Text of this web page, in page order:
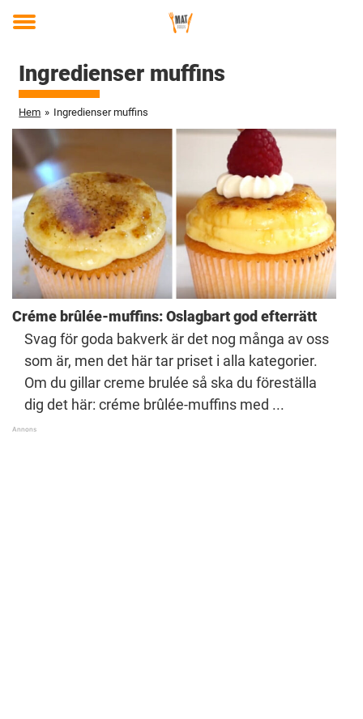
Toggle
Ingredienser muffins
Hem » Ingredienser muffins
Créme brûlée-muffins: Oslagbart god efterrätt
Svag för goda bakverk är det nog många av oss
som är, men det här tar priset i alla kategorier.
Om du gillar creme brulée så ska du föreställa
dig det här: créme brûlée-muffins med ...